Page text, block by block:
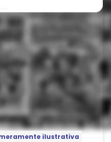
ilustrativa